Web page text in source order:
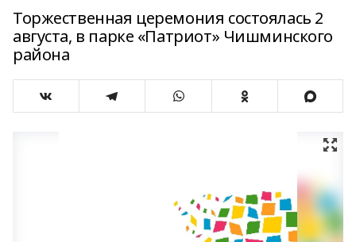
Торжественная церемония состоялась 2
августа, в парке «Патриот» Чишминского
района